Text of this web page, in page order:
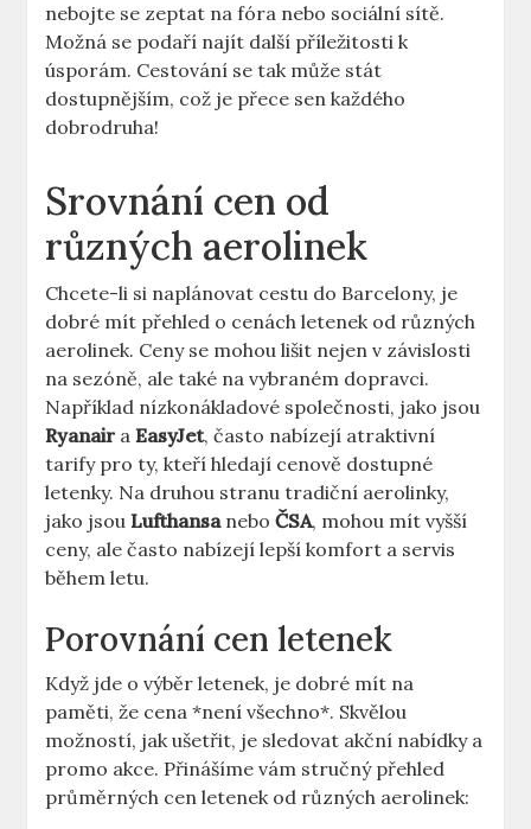
nebojte se zeptat na fóra nebo sociální sítě.
Možná se podaří najít další příležitosti k
úsporám. Cestování se tak může stát
dostupnějším, což je přece sen každého
dobrodruha!
Srovnání cen od
různých aerolinek
Chcete-li si naplánovat cestu do Barcelony, je
dobré mít přehled o cenách letenek od různých
aerolinek. Ceny se mohou lišit nejen v závislosti
na sezóně, ale také na vybraném dopravci.
Například nízkonákladové společnosti, jako jsou
Ryanair aEasyJet, často nabízejí atraktivní
tarify pro ty, kteří hledají cenově dostupné
letenky. Na druhou stranu tradiční aerolinky,
jako jsouLufthansaneboČSA, mohou mít vyšší
ceny, ale často nabízejí lepší komfort a servis
během letu.
Porovnání cen letenek
Když jde o výběr letenek, je dobré mít na
paměti, že cena *není všechno*. Skvělou
možností, jak ušetřit, je sledovat akční nabídky a
promo akce. Přinášíme vám stručný přehled
průměrných cen letenek od různých aerolinek: